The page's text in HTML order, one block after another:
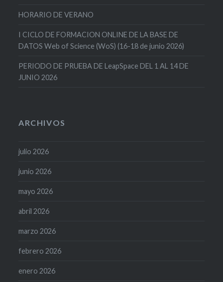
HORARIO DE VERANO
I CICLO DE FORMACION ONLINE DE LA BASE DE
DATOS Web of Science (WoS) (16-18 de junio 2026)
PERIODO DE PRUEBA DE LeapSpace DEL 1 AL 14 DE
JUNIO 2026
ARCHIVOS
julio 2026
junio 2026
mayo 2026
abril 2026
marzo 2026
febrero 2026
enero 2026